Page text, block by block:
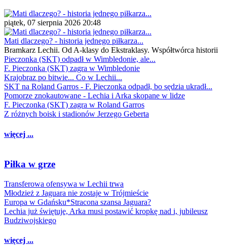
piątek, 07 sierpnia 2026 20:48
Mati dlaczego? - historia jednego piłkarza...
Bramkarz Lechii. Od A-klasy do Ekstraklasy. Współtwórca historii
Pieczonka (SKT) odpadł w Wimbledonie, ale...
F. Pieczonka (SKT) zagra w Wimbledonie
Krajobraz po bitwie... Co w Lechii...
SKT na Roland Garros - F. Pieczonka odpadł, bo sędzia ukradł...
Pomorze znokautowane - Lechia i Arka skopane w lidze
F. Pieczonka (SKT) zagra w Roland Garros
Z różnych boisk i stadionów Jerzego Geberta
więcej ...
Piłka w grze
Transferowa ofensywa w Lechii trwa
Młodzież z Jaguara nie zostaje w Trójmieście
Europa w Gdańsku*Stracona szansa Jaguara?
Lechia już świętuje, Arka musi postawić kropkę nad i, jubileusz
Budziwojskiego
więcej ...